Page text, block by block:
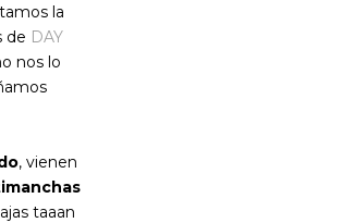
la
de DAY
nos lo
, vienen
taaan